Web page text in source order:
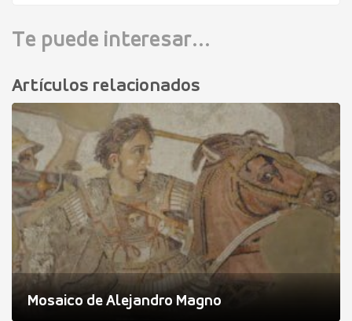
Te puede interesar...
Artículos relacionados
Mosaico de Alejandro Magno